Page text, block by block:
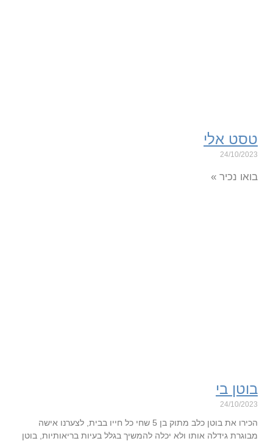
טסט אלי
24/10/2023
בואו נכיר »
בוטן בי
24/10/2023
הכירו את בוטן כלב מתוק בן 5 שחי כל חייו בבית, לצערנו אישה
מבוגרת גידלה אותו ולא יכלה להמשיך בגלל בעיות בריאותיות, בוטן